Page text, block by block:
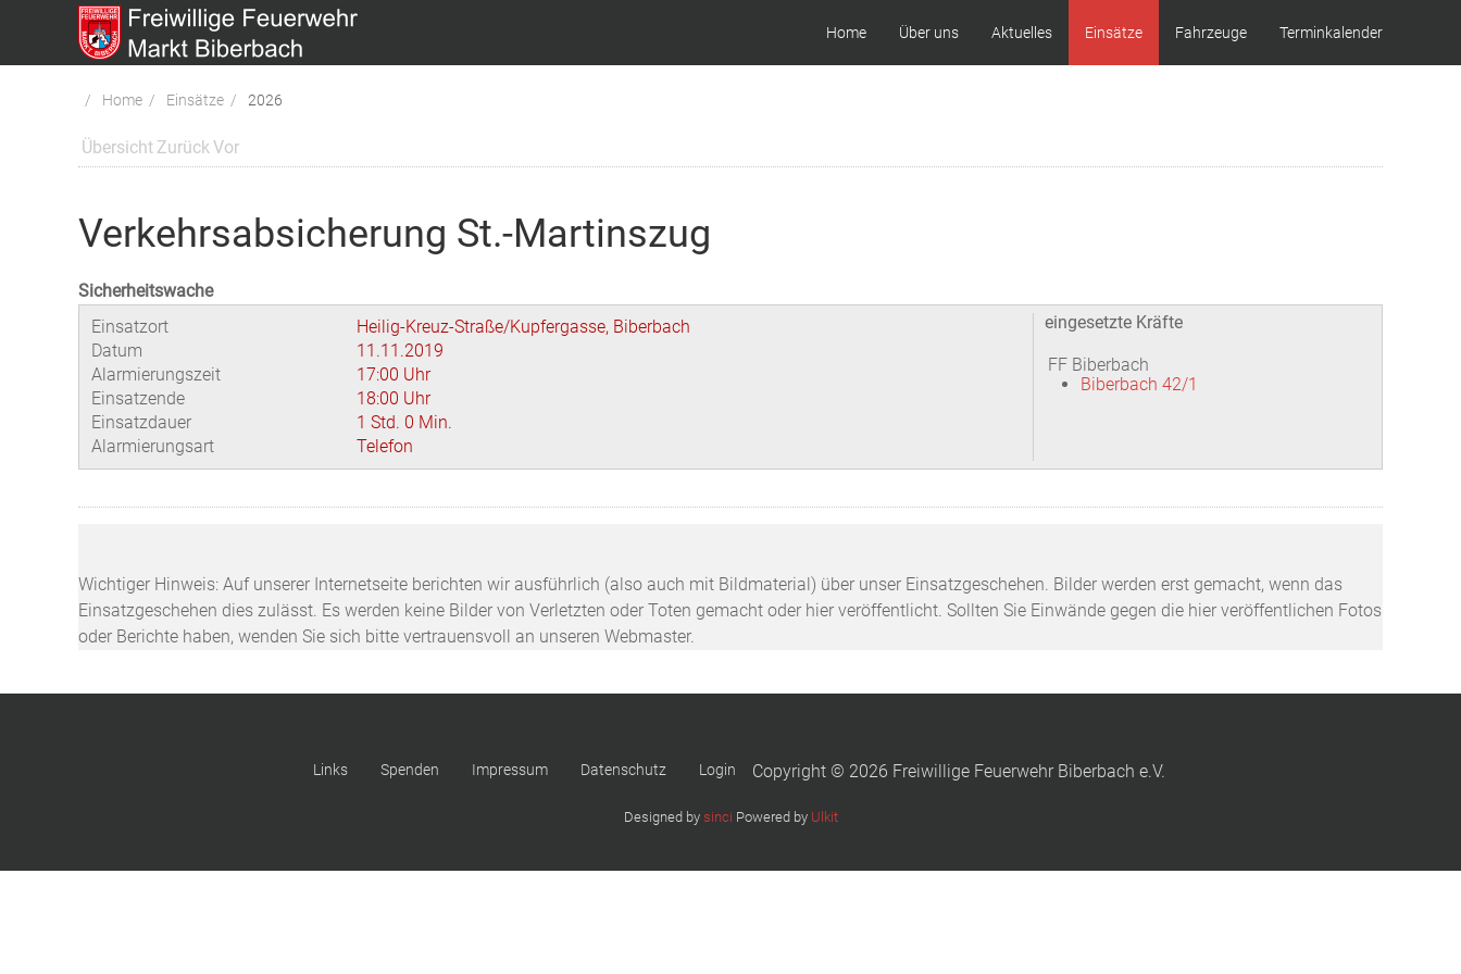
Home Über uns Aktuelles Einsätze Fahrzeuge Terminkalender
Home Einsätze 2026
Übersicht ZurückVor
Verkehrsabsicherung St.-Martinszug
Sicherheitswache
Einsatzort
Heilig-Kreuz-Straße/Kupfergasse, Biberbach
Datum
11.11.2019
Alarmierungszeit
17:00 Uhr
Einsatzende
18:00 Uhr
Einsatzdauer
1 Std. 0 Min.
Alarmierungsart
Telefon
eingesetzte Kräfte
FF Biberbach
Biberbach 42/1
Wichtiger Hinweis: Auf unserer Internetseite berichten wir ausführlich (also auch mit Bildmaterial) über unser Einsatzgeschehen. Bilder werden erst gemacht, wenn das
Einsatzgeschehen dies zulässt. Es werden keine Bilder von Verletzten oder Toten gemacht oder hier veröffentlicht. Sollten Sie Einwände gegen die hier veröffentlichen Fotos
oder Berichte haben, wenden Sie sich bitte vertrauensvoll an unseren Webmaster.
Links Spenden Impressum Datenschutz Login Copyright © 2026 Freiwillige Feuerwehr Biberbach e.V.
Designed by sinci Powered by Ulkit